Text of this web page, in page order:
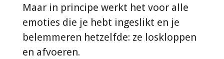
Maar in principe werkt het voor alle
emoties die je hebt ingeslikt en je
belemmeren hetzelfde: ze loskloppen
en afvoeren.